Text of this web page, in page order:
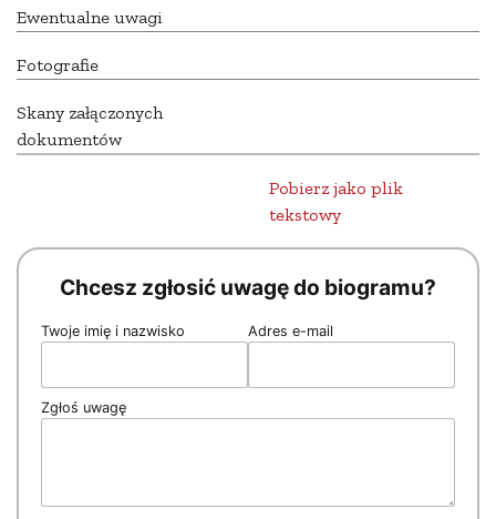
Ewentualne uwagi
Fotografie
Skany załączonych
dokumentów
Pobierz jako plik
tekstowy
Chcesz zgłosić uwagę do biogramu?
Twoje imię i nazwisko Adres e-mail
Zgłoś uwagę